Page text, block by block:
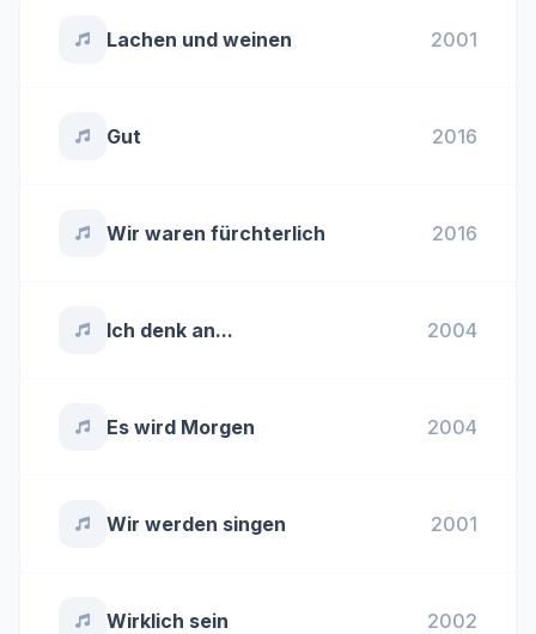
Lachen und weinen 2001
Gut 2016
Wir waren fürchterlich 2016
Ich denk an... 2004
Es wird Morgen 2004
Wir werden singen 2001
Wirklich sein 2002